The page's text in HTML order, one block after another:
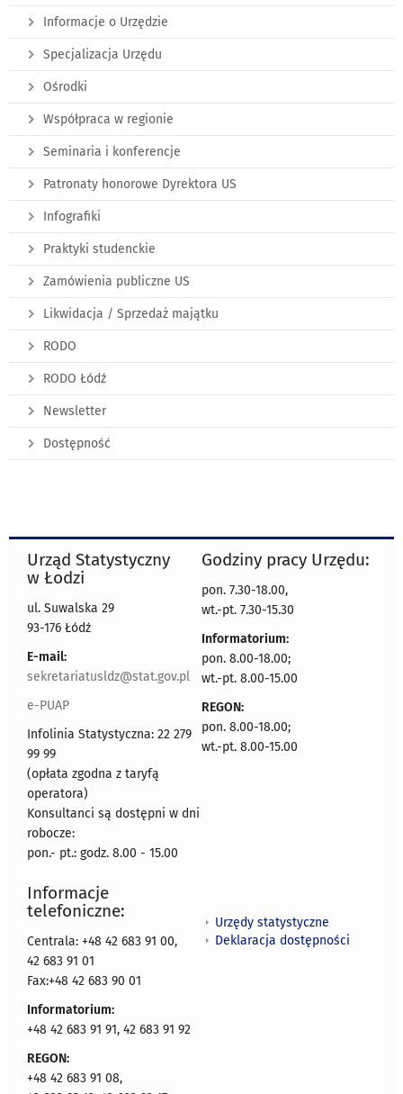
Informacje o Urzędzie
Specjalizacja Urzędu
Ośrodki
Współpraca w regionie
Seminaria i konferencje
Patronaty honorowe Dyrektora US
Infografiki
Praktyki studenckie
Zamówienia publiczne US
Likwidacja / Sprzedaż majątku
RODO
RODO Łódź
Newsletter
Dostępność
Urząd Statystyczny
w Łodzi
ul. Suwalska 29
93-176 Łódź
E-mail:
sekretariatusldz@stat.gov.pl
e-PUAP
Infolinia Statystyczna: 22 279
99 99
(opłata zgodna z taryfą
operatora)
Konsultanci są dostępni w dni
robocze:
pon.- pt.: godz. 8.00 - 15.00
Godziny pracy Urzędu:
pon. 7.30-18.00,
wt.-pt. 7.30-15.30
Informatorium:
pon. 8.00-18.00;
wt.-pt. 8.00-15.00
REGON:
pon. 8.00-18.00;
wt.-pt. 8.00-15.00
Informacje
telefoniczne:
Centrala: +48 42 683 91 00,
42 683 91 01
Fax:+48 42 683 90 01
Informatorium:
+48 42 683 91 91, 42 683 91 92
REGON:
+48 42 683 91 08,
Urzędy statystyczne
Deklaracja dostępności